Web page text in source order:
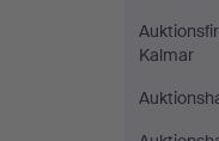
Kalmar